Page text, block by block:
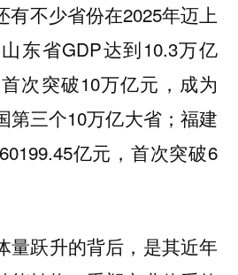
有不少省份在2025年迈上
东省GDP达到10.3万亿
次突破10万亿元，成为
第三个10万亿大省；福建
亿元，首次突破6
量跃升的背后，是其近年